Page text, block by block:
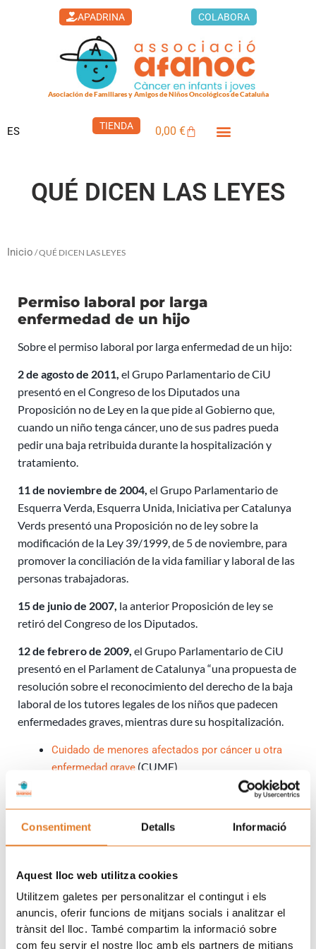
Consentiment Detalls Informació
Aquest lloc web utilitza cookies
Utilitzem galetes per personalitzar el contingut i els
anuncis, oferir funcions de mitjans socials i analitzar el
trànsit del lloc. També compartim la informació sobre
com feu servir el nostre lloc amb els partners de mitjans
APADRINA COLABORA
Asociación de Familiares y Amigos de Niños Oncológicos de Cataluña
ES TIENDA 0,00€Carrito
QUÉ DICEN LAS LEYES
Inicio / QUÉ DICEN LAS LEYES
Permiso laboral por larga
enfermedad de un hijo
Sobre el permiso laboral por larga enfermedad de un hijo:
2 de agosto de 2011, el Grupo Parlamentario de CiU
presentó en el Congreso de los Diputados una
Proposición no de Ley en la que pide al Gobierno que,
cuando un niño tenga cáncer, uno de sus padres pueda
pedir una baja retribuida durante la hospitalización y
tratamiento.
11 de noviembre de 2004, el Grupo Parlamentario de
Esquerra Verda, Esquerra Unida, Iniciativa per Catalunya
Verds presentó una Proposición no de ley sobre la
modificación de la Ley 39/1999, de 5 de noviembre, para
promover la conciliación de la vida familiar y laboral de las
personas trabajadoras.
15 de junio de 2007, la anterior Proposición de ley se
retiró del Congreso de los Diputados.
12 de febrero de 2009, el Grupo Parlamentario de CiU
presentó en el Parlament de Catalunya “una propuesta de
resolución sobre el reconocimiento del derecho de la baja
laboral de los tutores legales de los niños que padecen
enfermedades graves, mientras dure su hospitalización.
Cuidado de menores afectados por cáncer u otra
enfermedad grave(CUME)
Social
A continuación le ofrecemos la posibilidad de consultar
disminución.
Reconocimiento y revisión del grado de
discapacidad
Ley de Dependencia